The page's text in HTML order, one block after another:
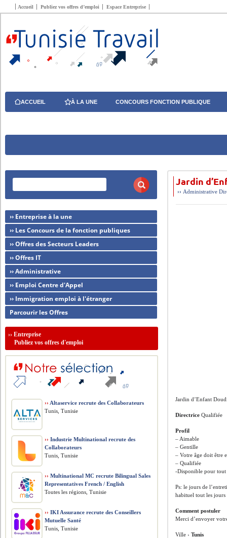
Accueil Publiez vos offres d’emploi Espace Entreprise
ACCUEIL À LA UNE CONCOURS FONCTION PUBLIQUE
Jardin
›› Administrative
Jardin d’Enfant
DirectriceQualifiée
Profil
– Aimable
– Gentille
– Votre âge doit être
– Qualifiée
-Disponible pour tout
Ps: le jours de
habituel tout les
Comment postuler
Merci d’envoyer
Ville ›Tunis
›› Entreprise à la une
›› Les Concours de la fonction publiques
›› Offres des Secteurs Leaders
›› Offres IT
›› Administrative
›› Emploi Centre d'Appel
›› Immigration emploi à l'étranger
Parcourir les Offres
››Entreprise
Publiez vos offres d'emploi
›› Altaservice recrute des Collaborateurs
Tunis, Tunisie
›› Industrie Multinational recrute des
Collaborateurs
Tunis, Tunisie
›› Multinational MC recrute Bilingual Sales
Representatives French / English
Toutes les régions, Tunisie
›› IKI Assurance recrute des Conseillers
Mutuelle Santé
Tunis, Tunisie